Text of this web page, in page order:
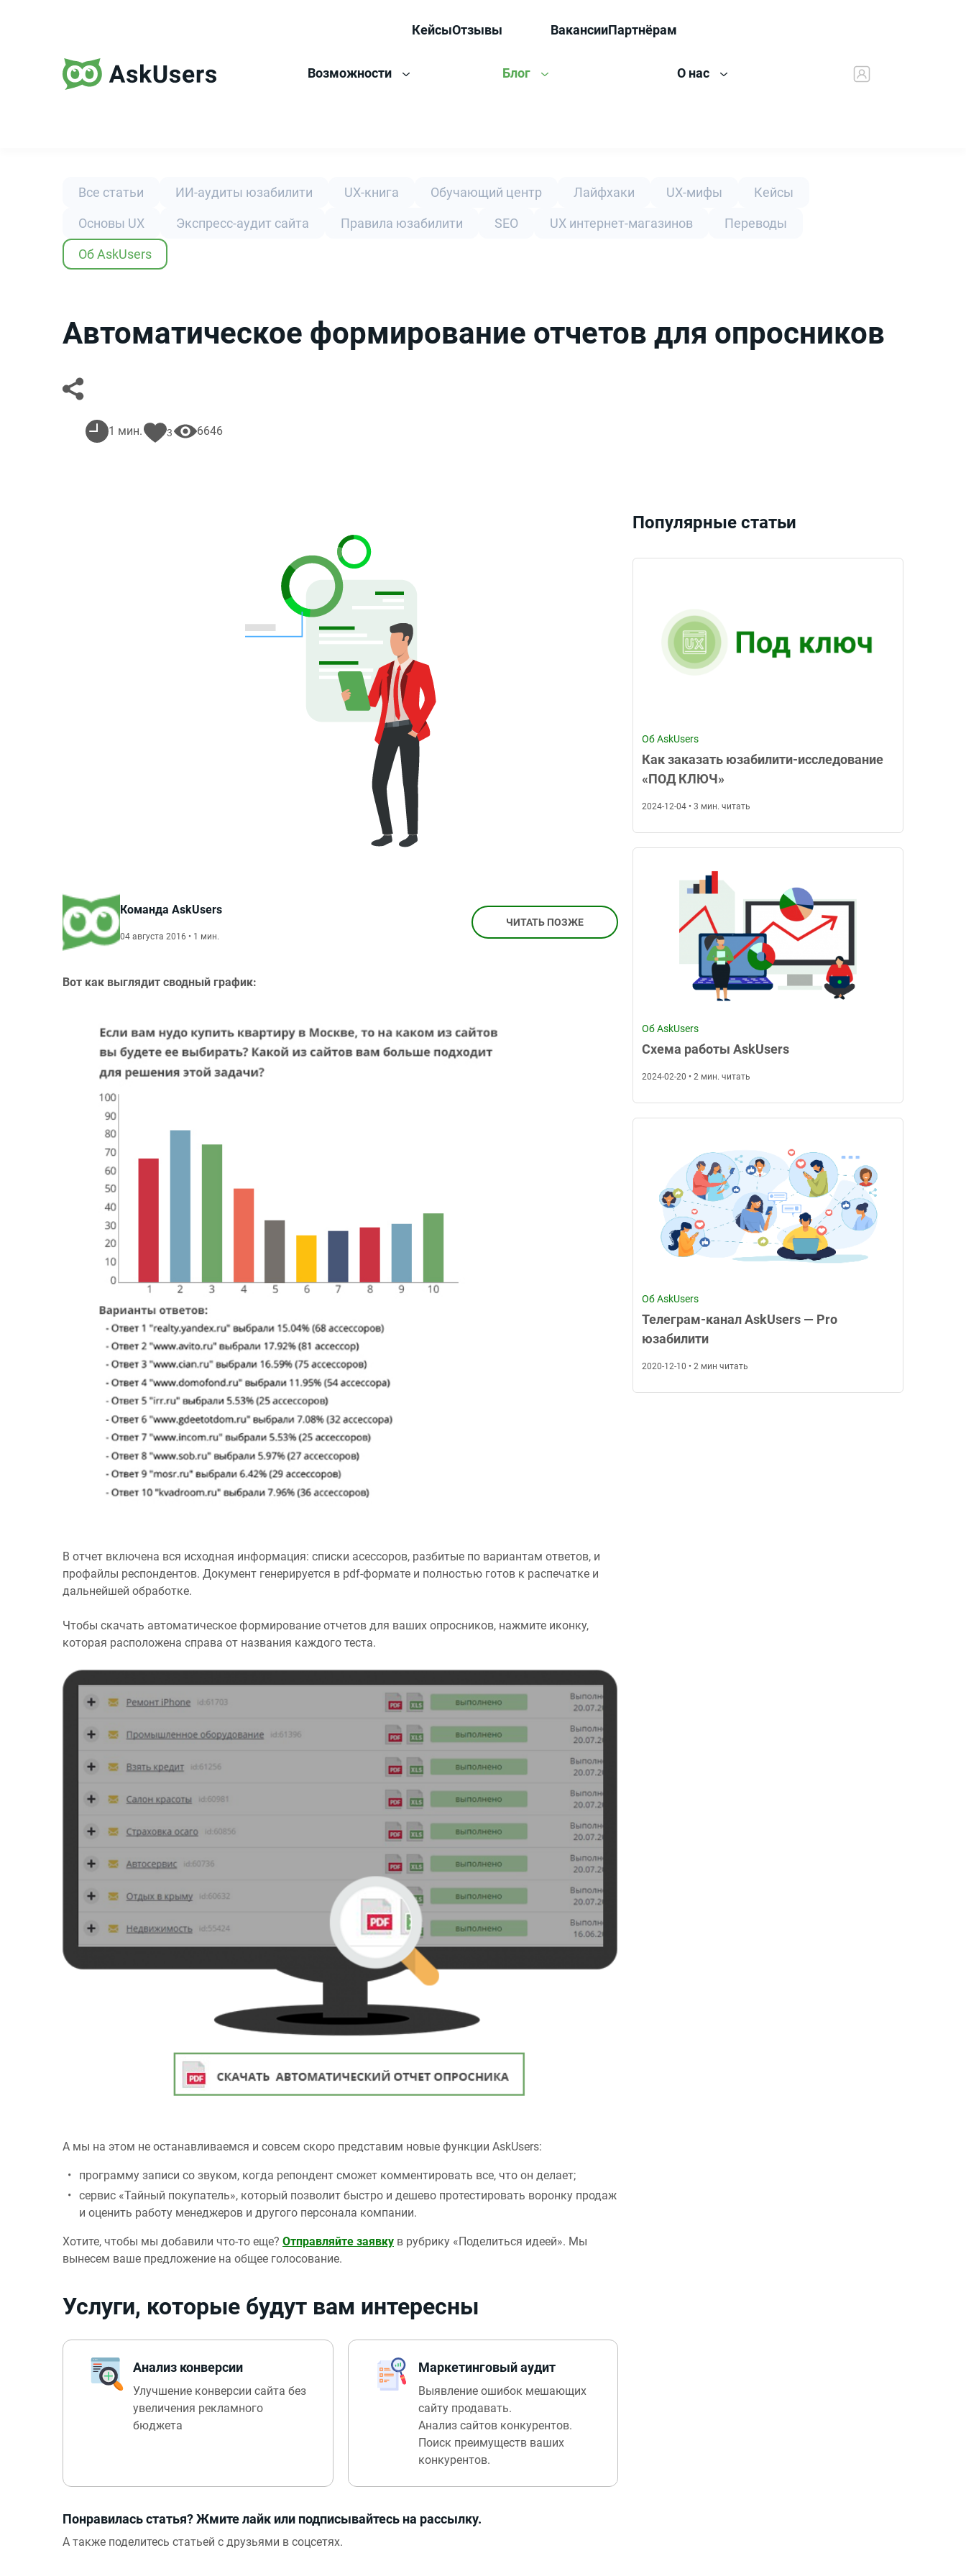
Возможности
КейсыОтзывы
Блог
ВакансииПартнёрам
О нас
Все статьи ИИ-аудиты юзабилити UX-книга Обучающий центр Лайфхаки UX-мифы Кейсы
Основы UX Экспресс-аудит сайта Правила юзабилити SEO UX интернет-магазинов Переводы
Об AskUsers
Автоматическое формирование отчетов для опросников
1 мин. 3 6646
Команда AskUsers
04 августа 2016 • 1 мин.
ЧИТАТЬ ПОЗЖЕ
Вот как выглядит сводный график:
В отчет включена вся исходная информация: списки асессоров, разбитые по вариантам ответов, и
профайлы респондентов. Документ генерируется в pdf-формате и полностью готов к распечатке и
дальнейшей обработке.
Чтобы скачать автоматическое формирование отчетов для ваших опросников, нажмите иконку,
которая расположена справа от названия каждого теста.
А мы на этом не останавливаемся и совсем скоро представим новые функции AskUsers:
программу записи со звуком, когда репондент сможет комментировать все, что он делает;
сервис «Тайный покупатель», который позволит быстро и дешево протестировать воронку продаж
и оценить работу менеджеров и другого персонала компании.
Хотите, чтобы мы добавили что-то еще? Отправляйте заявку в рубрику «Поделиться идеей». Мы
вынесем ваше предложение на общее голосование.
Услуги, которые будут вам интересны
Анализ конверсии
Улучшение конверсии сайта без
увеличения рекламного
бюджета
Маркетинговый аудит
Выявление ошибок мешающих
сайту продавать.
Анализ сайтов конкурентов.
Поиск преимуществ ваших
конкурентов.
Понравилась статья? Жмите лайк или подписывайтесь на рассылку.
А также поделитесь статьей с друзьями в соцсетях.
Популярные статьи
Об AskUsers
Как заказать юзабилити-исследование
«ПОД КЛЮЧ»
2024-12-04 • 3 мин. читать
Об AskUsers
Схема работы AskUsers
2024-02-20 • 2 мин. читать
Об AskUsers
Телеграм-канал AskUsers — Pro
юзабилити
2020-12-10 • 2 мин читать